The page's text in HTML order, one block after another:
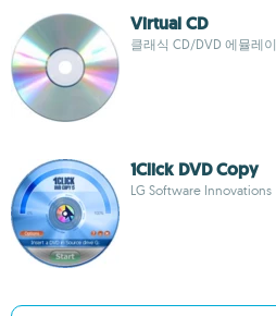
Virtual CD
클래식 CD/DVD 에뮬레
1Click DVD Copy
LG Software Innovations